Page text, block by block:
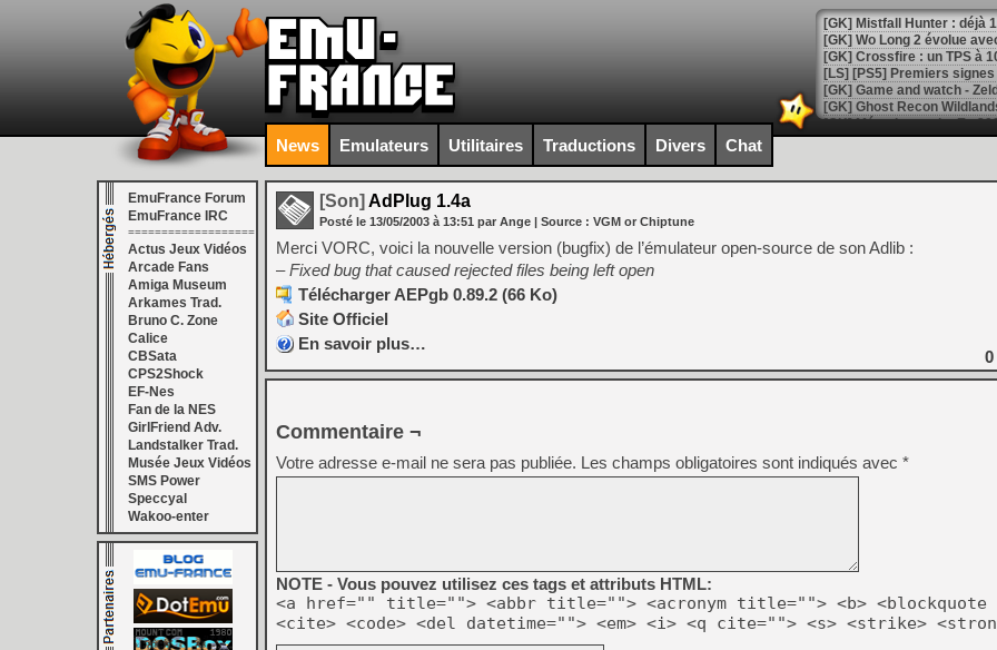
[GK] Mistfall Hunter : déjà
[GK] Wo Long 2 évolue
[GK] Crossfire : un TPS à
[LS] [PS5] Premiers
[Mo5] DOOM arrive en
[GK] Bethesda fête les 30
[GK] Roblox : l'action en
[GK] Agenda - GeForce
[LS] [PS5] ps5-y2jb-
[GK] Pourquoi Marvel
[GK] Test : Restory : Chill
[GK] GTA 6 : Rockstar
[GK] Hot Wheels Infinite
[GK] Mémoire cash -
[GK] Résultats Nintendo :
[GK] Déjà des
[GK] Minecraft et ses «
[GK] Beast of
[GK] Ubisoft : fin de partie
[GK] Mémoire cash -
[GK] Dan Houser (GTA)
[GK] Comment EA Sports
News Emulateurs Utilitaires Traductions Divers Chat
EmuFrance Forum
EmuFrance IRC
===================
Actus Jeux Vidéos
Arcade Fans
Amiga Museum
Arkames Trad.
Bruno C. Zone
Calice
CBSata
CPS2Shock
EF-Nes
Fan de la NES
GirlFriend Adv.
Landstalker Trad.
Musée Jeux Vidéos
SMS Power
Speccyal
Wakoo-enter
[Son] AdPlug 1.4a
Posté le 13/05/2003 à 13:51 par Ange | Source : VGM or Chiptune
Merci VORC, voici la nouvelle version (bugfix) de l’émulateur open-source de son Adlib :
– Fixed bug that caused rejected files being left open
Télécharger AEPgb 0.89.2 (66 Ko)
Site Officiel
En savoir plus…
0
Commentaire ¬
Votre adresse e-mail ne sera pas publiée. Les champs obligatoires sont indiqués avec *
NOTE - Vous pouvez utilisez ces tags et attributs HTML:
<a href="" title=""> <abbr title=""> <acronym title=""> <b> <blockquote
<cite> <code> <del datetime=""> <em> <i> <q cite=""> <s> <strike>